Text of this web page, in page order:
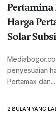
Pertamina
Harga
Solar
penyesuaian
Pertamax dan...
2 BULAN YANG